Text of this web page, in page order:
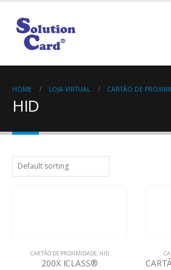
HOME LOJA VIRTUAL CARTÃO DE
HID
CARTÃO DE PROXIMIDADE, HID
200X ICLASS®